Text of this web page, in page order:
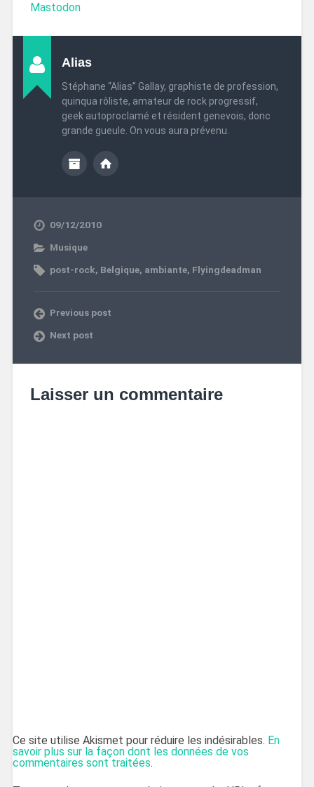
Mastodon
Alias
Stéphane “Alias” Gallay, graphiste de profession,
quinqua rôliste, amateur de rock progressif,
geek autoproclamé et résident genevois, donc
grande gueule. On vous aura prévenu.
09/12/2010
Musique
post-rock, Belgique, ambiante, Flyingdeadman
Previous post
Next post
Laisser un commentaire
Ce site utilise Akismet pour réduire les indésirables. En
savoir plus sur la façon dont les données de vos
commentaires sont traitées.